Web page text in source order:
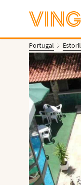
Portugal
Se bilder